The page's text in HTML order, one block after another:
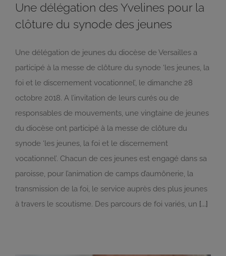
Une délégation des Yvelines pour la
clôture du synode des jeunes
Une délégation de jeunes du diocèse de Versailles a
participé à la messe de clôture du synode ‘les jeunes, la
foi et le discernement vocationnel’, le dimanche 28
octobre 2018. A l’invitation de leurs curés ou de
responsables de mouvements, une vingtaine de jeunes
du diocèse ont participé à la messe de clôture du
synode ‘les jeunes, la foi et le discernement
vocationnel’. Chacun de ces jeunes est engagé dans sa
paroisse, pour l’animation de camps d’aumônerie, la
transmission de la foi, le service auprès des plus jeunes
à travers le scoutisme. Des parcours de foi variés, un [...]